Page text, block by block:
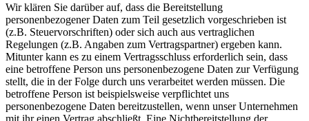
Wir klären Sie darüber auf, dass die Bereitstellung
personenbezogener Daten zum Teil gesetzlich vorgeschrieben ist
(z.B. Steuervorschriften) oder sich auch aus vertraglichen
Regelungen (z.B. Angaben zum Vertragspartner) ergeben kann.
Mitunter kann es zu einem Vertragsschluss erforderlich sein, dass
eine betroffene Person uns personenbezogene Daten zur Verfügung
stellt, die in der Folge durch uns verarbeitet werden müssen. Die
betroffene Person ist beispielsweise verpflichtet uns
personenbezogene Daten bereitzustellen, wenn unser Unternehmen
mit ihr einen Vertrag abschließt. Eine Nichtbereitstellung der